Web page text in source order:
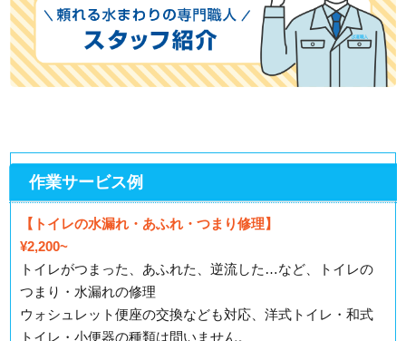
作業サービス例
【トイレの水漏れ・あふれ・つまり修理】
¥2,200~
トイレがつまった、あふれた、逆流した…など、トイレの
つまり・水漏れの修理
ウォシュレット便座の交換なども対応、洋式トイレ・和式
トイレ・小便器の種類は問いません。